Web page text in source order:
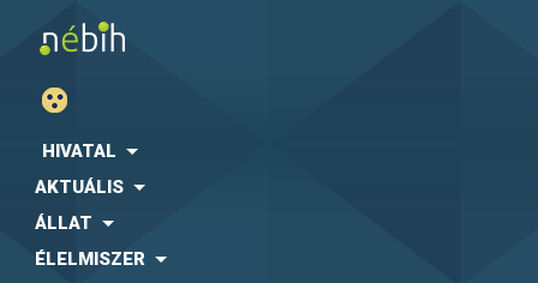
HIVATAL
AKTUÁLIS
ÁLLAT
ÉLELMISZER